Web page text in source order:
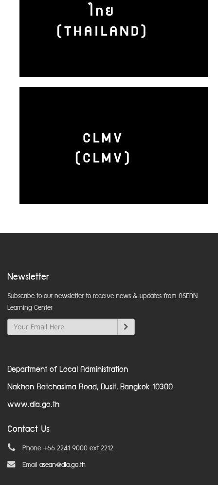
ไทย
(THAILAND)
CLMV
(CLMV)
Newsletter
Subscribe to our newsletter to receive news & updates from ASEAN
Learning Center
Department of Local Administration
Nakhon Ratchasima Road, Dusit, Bangkok 10300
www.dla.go.th
Contact Us
Phone +66 2241 9000 ext 2212
Email asean@dla.go.th